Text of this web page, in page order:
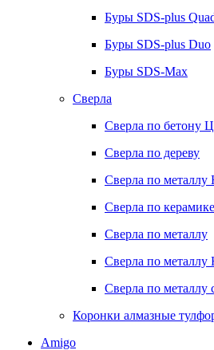
Буры SDS-plus
Буры SDS-plus Duo
Буры SDS-Max
Сверла
Сверла по бетону
Сверла по дереву
Сверла по металлу
Сверла по керамике
Сверла по металлу
Сверла по металлу
Сверла по
Коронки алмазные
Amigo